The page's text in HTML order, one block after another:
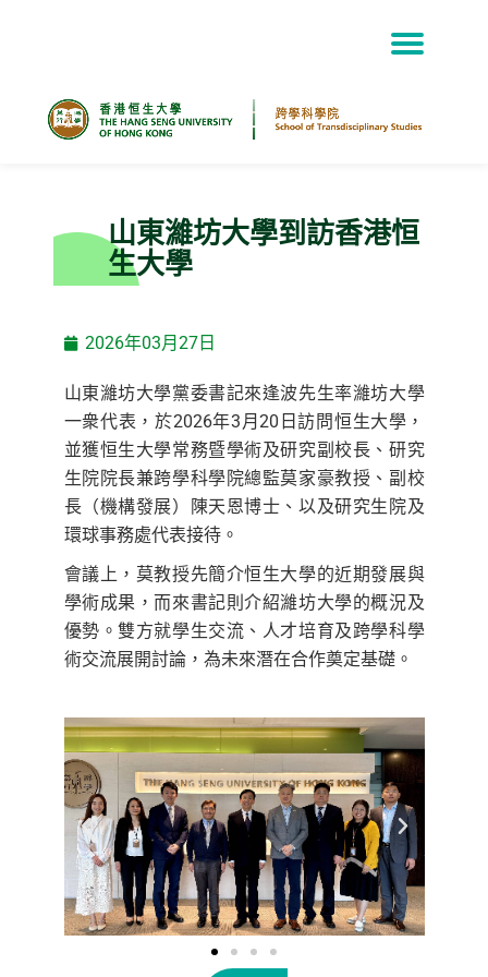
山東濰坊大學到訪香港恒
生大學
2026年03月27日
山東濰坊大學黨委書記來逢波先生率濰坊大學
一衆代表，於2026年3月20日訪問恒生大學，
並獲恒生大學常務暨學術及研究副校長、研究
生院院長兼跨學科學院總監莫家豪教授、副校
長（機構發展）陳天恩博士、以及研究生院及
環球事務處代表接待。
會議上，莫教授先簡介恒生大學的近期發展與
學術成果，而來書記則介紹濰坊大學的概況及
優勢。雙方就學生交流、人才培育及跨學科學
術交流展開討論，為未來潛在合作奠定基礎。